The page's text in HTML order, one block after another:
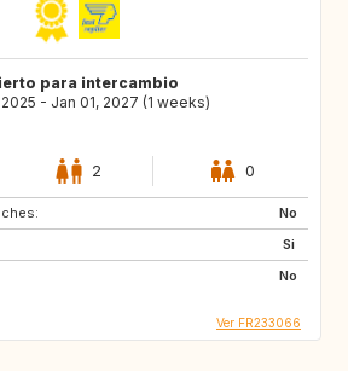
para intercambio
- Jan 01, 2027 (1 weeks)
2 0
No
Si
No
Ver FR233066